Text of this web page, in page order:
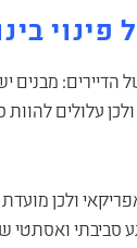
הדיירים: מבנים
עלולים להוות
ולכן
סביבתי ואסתטי